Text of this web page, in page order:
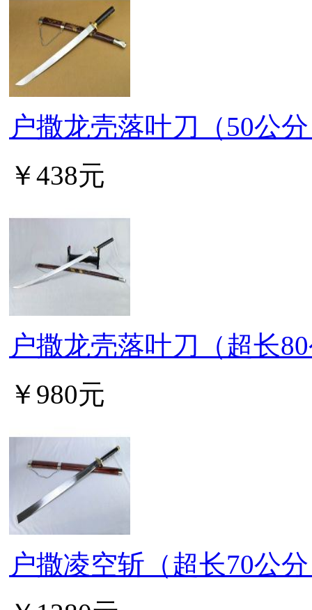
户撒龙壳落叶刀（50公
￥438元
户撒龙壳落叶刀（超长
￥980元
户撒凌空斩（超长70公